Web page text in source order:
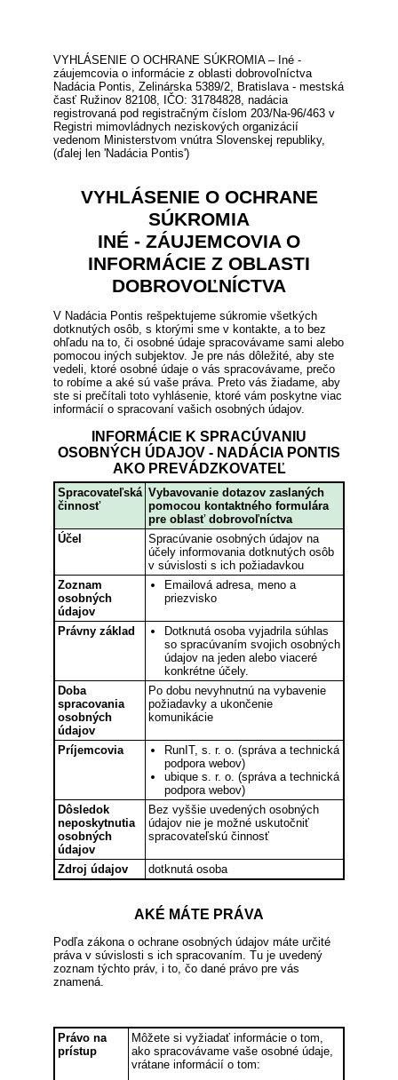
VYHLÁSENIE O OCHRANE SÚKROMIA – Iné -
záujemcovia o informácie z oblasti dobrovoľníctva
Nadácia Pontis, Zelinárska 5389/2, Bratislava - mestská
časť Ružinov 82108, IČO: 31784828, nadácia
registrovaná pod registračným číslom 203/Na-96/463 v
Registri mimovládnych neziskových organizácií
vedenom Ministerstvom vnútra Slovenskej republiky,
(ďalej len 'Nadácia Pontis')
VYHLÁSENIE O OCHRANE
SÚKROMIA
INÉ - ZÁUJEMCOVIA O
INFORMÁCIE Z OBLASTI
DOBROVOĽNÍCTVA
V Nadácia Pontis rešpektujeme súkromie všetkých
dotknutých osôb, s ktorými sme v kontakte, a to bez
ohľadu na to, či osobné údaje spracovávame sami alebo
pomocou iných subjektov. Je pre nás dôležité, aby ste
vedeli, ktoré osobné údaje o vás spracovávame, prečo
to robíme a aké sú vaše práva. Preto vás žiadame, aby
ste si prečítali toto vyhlásenie, ktoré vám poskytne viac
informácií o spracovaní vašich osobných údajov.
INFORMÁCIE K SPRACÚVANIU
OSOBNÝCH ÚDAJOV - NADÁCIA PONTIS
AKO PREVÁDZKOVATEĽ
Spracovateľská
činnosť
Vybavovanie dotazov zaslaných
pomocou kontaktného formulára
pre oblasť dobrovoľníctva
Účel
Spracúvanie osobných údajov na
účely informovania dotknutých osôb
v súvislosti s ich požiadavkou
Zoznam
osobných
údajov
Emailová adresa, meno a
priezvisko
Právny základ
Dotknutá osoba vyjadrila súhlas
so spracúvaním svojich osobných
údajov na jeden alebo viaceré
konkrétne účely.
Doba
spracovania
osobných
údajov
Po dobu nevyhnutnú na vybavenie
požiadavky a ukončenie
komunikácie
Príjemcovia
RunIT, s. r. o. (správa a technická
podpora webov)
ubique s. r. o. (správa a technická
podpora webov)
Dôsledok
neposkytnutia
osobných
údajov
Bez vyššie uvedených osobných
údajov nie je možné uskutočniť
spracovateľskú činnosť
Zdroj údajov dotknutá osoba
AKÉ MÁTE PRÁVA
Podľa zákona o ochrane osobných údajov máte určité
práva v súvislosti s ich spracovaním. Tu je uvedený
zoznam týchto práv, i to, čo dané právo pre vás
znamená.
Právo na
prístup
Môžete si vyžiadať informácie o tom,
ako spracovávame vaše osobné údaje,
vrátane informácií o tom: